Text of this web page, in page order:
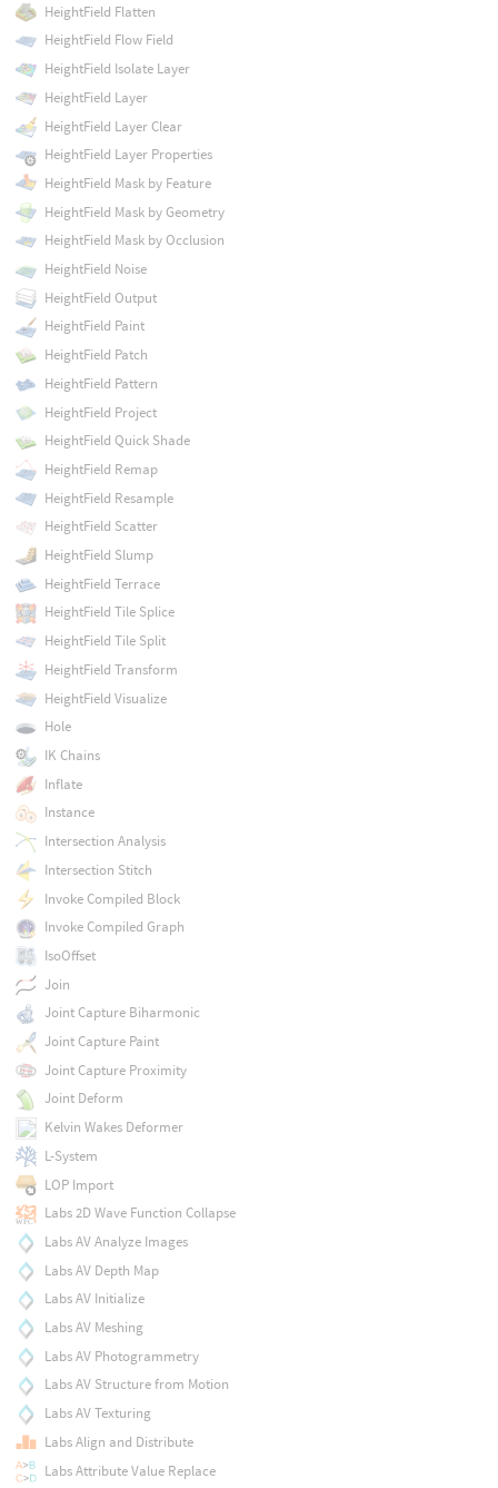
HeightField Flatten
HeightField Flow Field
HeightField Isolate Layer
HeightField Layer
HeightField Layer Clear
HeightField Layer Properties
HeightField Mask by Feature
HeightField Mask by Geometry
HeightField Mask by Occlusion
HeightField Noise
HeightField Output
HeightField Paint
HeightField Patch
HeightField Pattern
HeightField Project
HeightField Quick Shade
HeightField Remap
HeightField Resample
HeightField Scatter
HeightField Slump
HeightField Terrace
HeightField Tile Splice
HeightField Tile Split
HeightField Transform
HeightField Visualize
Hole
IK Chains
Inflate
Instance
Intersection Analysis
Intersection Stitch
Invoke Compiled Block
Invoke Compiled Graph
IsoOffset
Join
Joint Capture Biharmonic
Joint Capture Paint
Joint Capture Proximity
Joint Deform
Kelvin Wakes Deformer
L-System
LOP Import
Labs 2D Wave Function Collapse
Labs AV Analyze Images
Labs AV Depth Map
Labs AV Initialize
Labs AV Meshing
Labs AV Photogrammetry
Labs AV Structure from Motion
Labs AV Texturing
Labs Align and Distribute
Labs Attribute Value Replace